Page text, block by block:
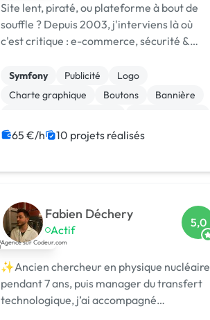
Site lent, piraté, ou plateforme à bout de
souffle ? Depuis 2003, j'interviens là où
c'est critique : e-commerce, sécurité &
développement sur mesure.
Symfony Publicité
Logo
Charte graphique
Boutons
Bannière
SaaS
Modules et composants
65 €/h 10 projets réalisés
Fabien Déchery
Actif
5,0
✨Ancien chercheur en physique nucléaire
pendant 7 ans, puis manager du transfert
technologique, j’ai accompagné